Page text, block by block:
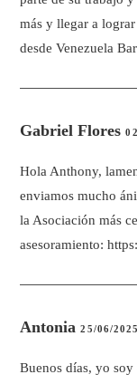
más y llegar a
desde Venezuela
Gabriel Flores
Hola Anthony,
enviamos mucho
la Asociación más
asesoramiento:
Antonia25/06/2025
Buenos días, yo